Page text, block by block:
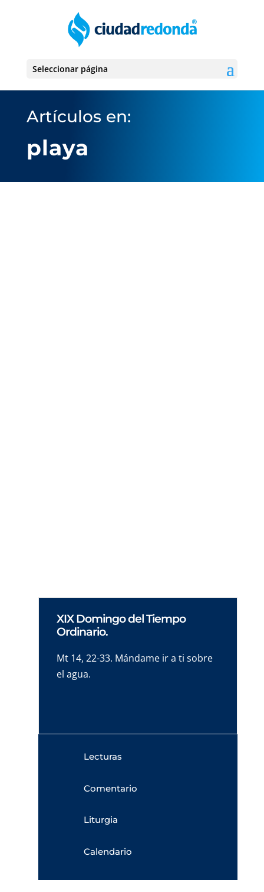
Seleccionar página
Artículos en:
playa
XIX Domingo del Tiempo
Ordinario.
Mt 14, 22-33. Mándame ir a ti sobre
el agua.
Lecturas
Comentario
Liturgia
Calendario